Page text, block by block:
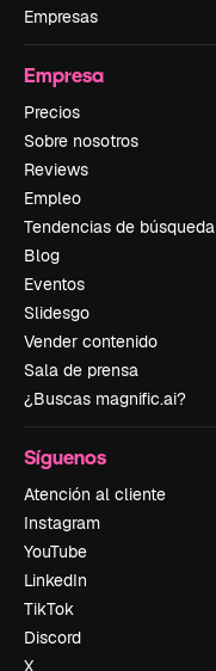
Empresas
Empresa
Precios
Sobre nosotros
Reviews
Empleo
Tendencias de búsqueda
Blog
Eventos
Slidesgo
Vender contenido
Sala de prensa
¿Buscas magnific.ai?
Síguenos
Atención al cliente
Instagram
YouTube
LinkedIn
TikTok
Discord
X